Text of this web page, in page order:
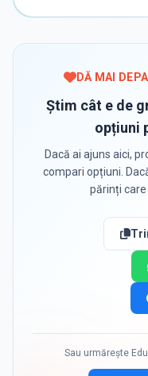
DĂ MAI
Știm cât e de
opțiuni
Dacă ai ajuns aici,
compari opțiuni.
părinți
Sau urmărește